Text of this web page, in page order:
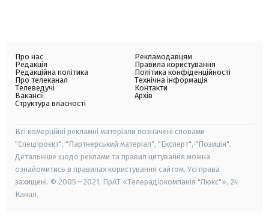
Про нас
Редакція
Редакційна політика
Про телеканал
Телеведучі
Вакансії
Структура власності
Рекламодавцям
Правила користування
Політика конфіденційності
Технічна інформація
Контакти
Архів
Всі комерційні рекламні матеріали позначені словами
"Спецпроєкт", "Партнерський матеріал", "Експерт", "Позиція".
Детальніше щодо реклами та правил цитування можна
ознайомитись в правилах користування сайтом. Усі права
захищені. © 2005—2021, ПрАТ «Телерадіокомпанія "Люкс"», 24
Канал.